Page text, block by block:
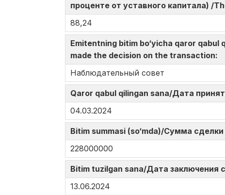
проценте от уставного капитала) /
88,24
Emitentning bitim bo‘yicha qaror
made the decision on the transaction:
Наблюдательный совет
Qaror qabul qilingan sana/Дата
04.03.2024
Bitim summasi (so‘mda)/Сумма
228000000
Bitim tuzilgan sana/Дата
13.06.2024